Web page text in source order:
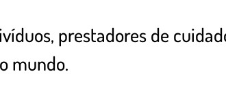
prestadores de
mundo.